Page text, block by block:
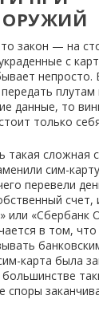
ОРУЖИЙ
закон — на
с
непросто.
плутам
данные, то
только
такая сложная
сим-
перевели
счет,
или «Сбербанк
в том, что
карта была
споры